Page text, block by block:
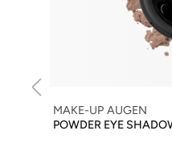
MAKE-UP AUGEN
POWDER EYE